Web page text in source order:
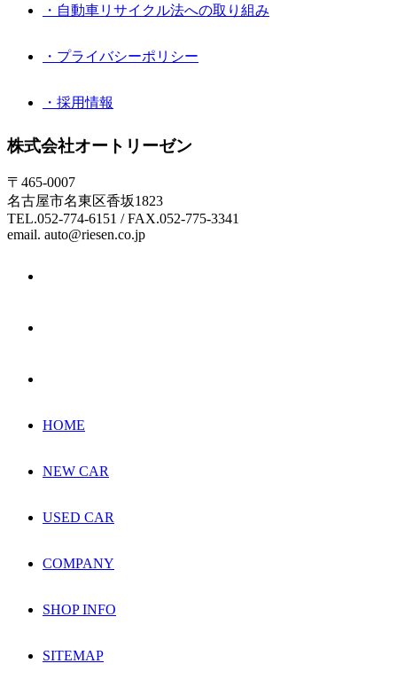
・自動車リサイクル法への取り組み
・プライバシーポリシー
・採用情報
株式会社オートリーゼン
〒465-0007
名古屋市名東区香坂1823
TEL.052-774-6151 / FAX.052-775-3341
email. auto@riesen.co.jp
HOME
NEW CAR
USED CAR
COMPANY
SHOP INFO
SITEMAP